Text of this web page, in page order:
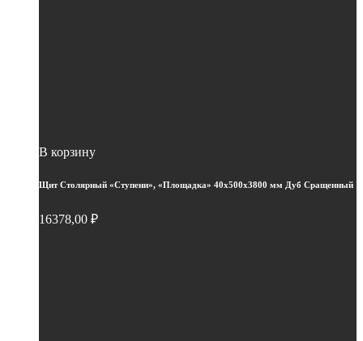
В корзину
Щит Столярный «Ступени», «Площадка» 40х500х3800 мм Дуб Сращенный
16378,00 ₽